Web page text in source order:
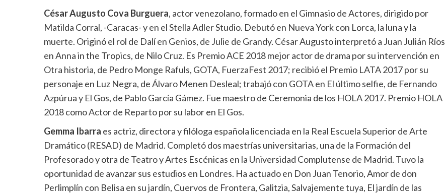
César Augusto Cova Burguera, actor venezolano, formado en el Gimnasio de Actores, dirigido por
Matilda Corral, -Caracas- y en el Stella Adler Studio. Debutó en Nueva York con Lorca, la luna y la
muerte. Originó el rol de Dalí en Genios, de Julie de Grandy. César Augusto interpretó a Juan Julián Ríos
en Anna in the Tropics, de Nilo Cruz. Es Premio ACE 2018 mejor actor de drama por su intervención en
Otra historia, de Pedro Monge Rafuls, GOTA, FuerzaFest 2017; recibió el Premio LATA 2017 por su
personaje en Luz Negra, de Álvaro Menen Desleal; trabajó con GOTA en El último selfie, de Fernando
Azpúrua y El Gos, de Pablo García Gámez. Fue maestro de Ceremonia de los HOLA 2017. Premio HOLA
2018 como Actor de Reparto por su labor en El Gos.
Gemma Ibarra es actriz, directora y filóloga española licenciada en la Real Escuela Superior de Arte
Dramático (RESAD) de Madrid. Completó dos maestrías universitarias, una de la Formación del
Profesorado y otra de Teatro y Artes Escénicas en la Universidad Complutense de Madrid. Tuvo la
oportunidad de avanzar sus estudios en Londres. Ha actuado en Don Juan Tenorio, Amor de don
Perlimplín con Belisa en su jardín, Cuervos de Frontera, Galitzia, Salvajemente tuya, El jardín de las